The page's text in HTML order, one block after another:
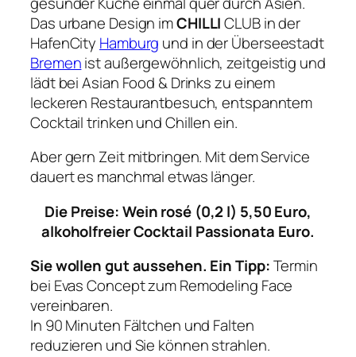
Das urbane Design imCHILLICLUB in der
HafenCity Hamburg und in der Überseestadt
Bremenist außergewöhnlich, zeitgeistig und
lädt bei Asian Food & Drinks zu einem
leckeren Restaurantbesuch, entspanntem
Cocktail trinken und Chillen ein.
Aber gern Zeit mitbringen. Mit dem Service
dauert es manchmal etwas länger.
Die Preise: Wein rosé (0,2 l) 5,50 Euro,
alkoholfreier Cocktail Passionata Euro.
Sie wollen gut aussehen. Ein Tipp:Termin
bei Evas Concept zum Remodeling Face
vereinbaren.
In 90 Minuten Fältchen und Falten
reduzieren und Sie können strahlen.